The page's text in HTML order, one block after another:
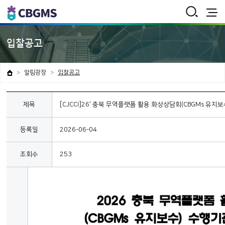
통
합
전
보
입찰공고
알림광장 입찰공고
제목 [CJCCI]26' 충북 무역플랫폼 활용 화상상담회(CBGMs 유지
등록일 2026-06-04
조회수 253